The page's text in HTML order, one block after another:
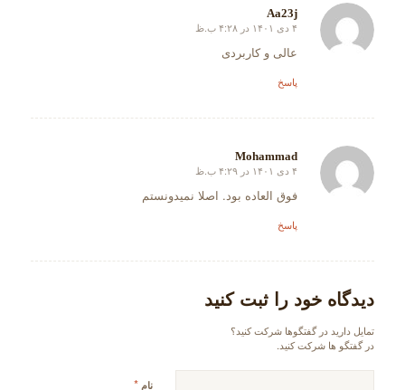
Aa23j
گفته: ۴ دی ۱۴۰۱ در ۴:۲۸ ب.ظ
عالی و کاربردی
پاسخ
Mohammad
گفته: ۴ دی ۱۴۰۱ در ۴:۲۹ ب.ظ
فوق العاده بود. اصلا نمیدونستم
پاسخ
دیدگاه خود را ثبت کنید
تمایل دارید در گفتگوها شرکت کنید؟
در گفتگو ها شرکت کنید.
نام *